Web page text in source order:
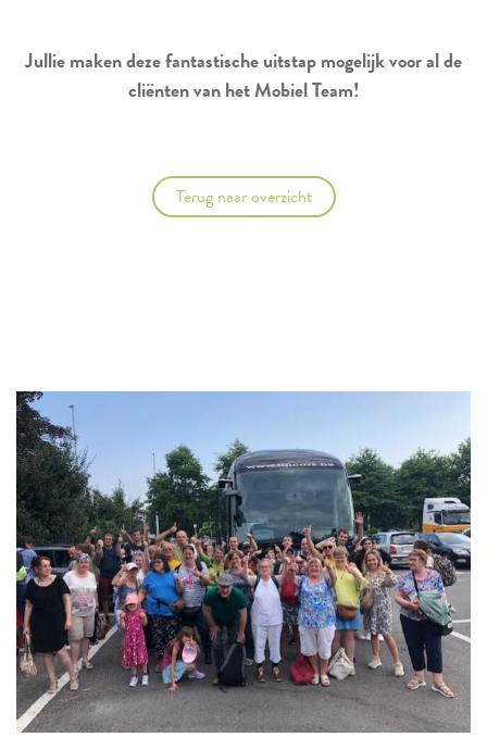
Jullie maken deze fantastische uitstap mogelijk voor al de
cliënten van het Mobiel Team!
Terug naar overzicht